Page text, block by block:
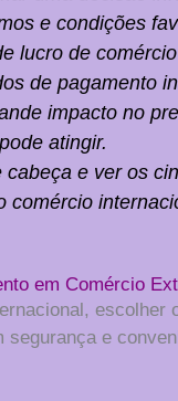
e condições
lucro de
de pagamento
impacto no
atingir.
e ver os
comércio
em Comércio
escolher
e